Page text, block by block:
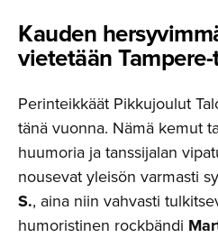
Kauden
vietetään
Perinteikkäät Pikkujoulut
tänä vuonna. Nämä kemut
huumoria ja tanssijalan
nousevat yleisön varmasti
S., aina niin vahvasti
humoristinen rockbändi